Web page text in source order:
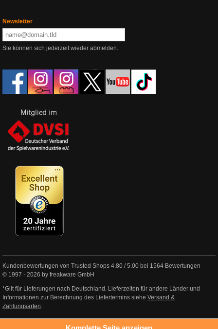
Newsletter
Sie können sich jederzeit wieder abmelden.
Kundenbewertungen von Trusted Shops 4.80 /5.00 bei 1564 Bewertungen
© 1997 - 2026 by freakware GmbH
*Gilt für Lieferungen nach Deutschland. Lieferzeiten für andere Länder und
Informationen zur Berechnung des Liefertermins siehe Versand &
Zahlungsarten.